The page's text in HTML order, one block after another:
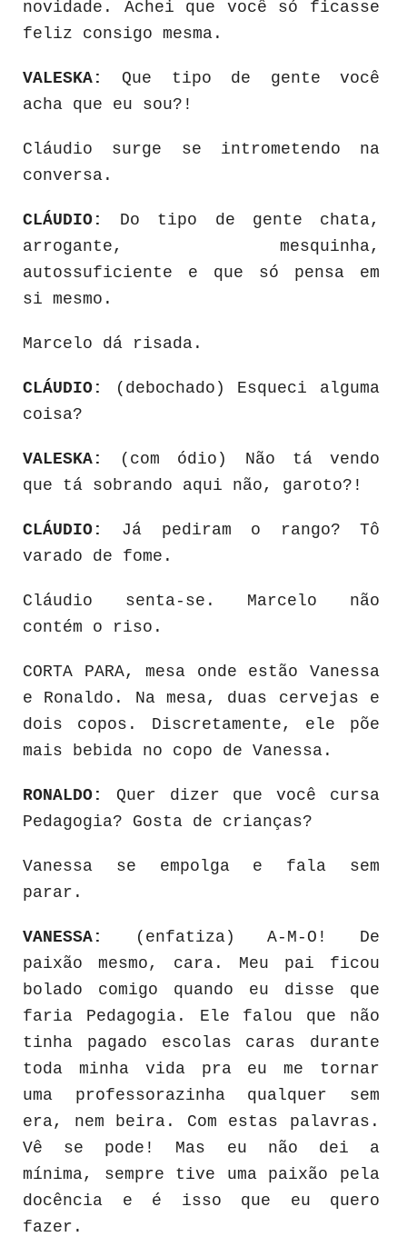
novidade. Achei que você só ficasse
feliz consigo mesma.
VALESKA:
Que tipo de gente você
acha que eu sou?!
Cláudio surge se intrometendo na
conversa.
CLÁUDIO:
Do tipo de gente chata,
arrogante, mesquinha,
autossuficiente e que só pensa em
si mesmo.
Marcelo dá risada.
CLÁUDIO:
(debochado) Esqueci alguma
coisa?
VALESKA:
(com ódio) Não tá vendo
que tá sobrando aqui não, garoto?!
CLÁUDIO:
Já pediram o rango? Tô
varado de fome.
Cláudio senta-se. Marcelo não
contém o riso.
CORTA PARA, mesa onde estão Vanessa
e Ronaldo. Na mesa, duas cervejas e
dois copos. Discretamente, ele põe
mais bebida no copo de Vanessa.
RONALDO:
Quer dizer que você cursa
Pedagogia? Gosta de crianças?
Vanessa se empolga e fala sem
parar.
VANESSA:
(enfatiza) A-M-O! De
paixão mesmo, cara. Meu pai ficou
bolado comigo quando eu disse que
faria Pedagogia. Ele falou que não
tinha pagado escolas caras durante
toda minha vida pra eu me tornar
uma professorazinha qualquer sem
era, nem beira. Com estas palavras.
Vê se pode! Mas eu não dei a
mínima, sempre tive uma paixão pela
docência e é isso que eu quero
fazer.